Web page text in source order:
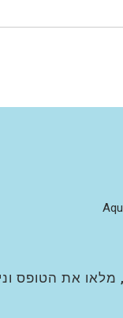
מלאו את הטופס